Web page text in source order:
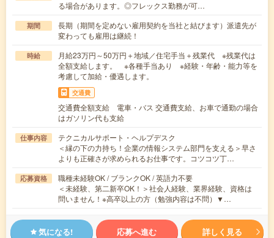
る場合があります。◎フレックス勤務が可…
期間
長期（期間を定めない雇用契約を当社と結びます）派遣先が
変わっても雇用は継続！
時給
月給23万円～50万円＋地域／住宅手当＋残業代 ※残業代は
全額支給します。 ※各種手当あり ※経験・年齢・能力等を
考慮して加給・優遇します。
交通費
交通費全額支給 電車・バス 交通費支給、お車で通勤の場合
はガソリン代も支給
仕事内容
テクニカルサポート・ヘルプデスク
＜縁の下の力持ち！企業の情報システム部門を支える＞早さ
よりも正確さが求められるお仕事です。コツコツ丁…
応募資格
職種未経験OK / ブランクOK / 英語力不要
＜未経験、第二新卒OK！＞社会人経験、業界経験、資格は
問いません！※高卒以上の方（勉強内容は不問）▼…
気になる! 応募へ進む 詳しく見る